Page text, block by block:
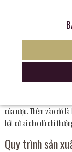
ngay từ ánh mắt nhìn
nhìn. Hiện ra trước mắt
hiện lên như một đóa
chút điểm nhấn của lớp
Hương vị của rượu được
như những trái cây chín
của rượu. Thêm vào đó
bất cứ ai cho dù chỉ
Quy trình sản